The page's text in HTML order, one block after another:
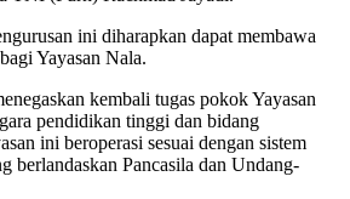
ini diharapkan dapat membawa
Yayasan Nala.
kembali tugas pokok Yayasan
pendidikan tinggi dan bidang
ini beroperasi sesuai dengan sistem
berlandaskan Pancasila dan Undang-